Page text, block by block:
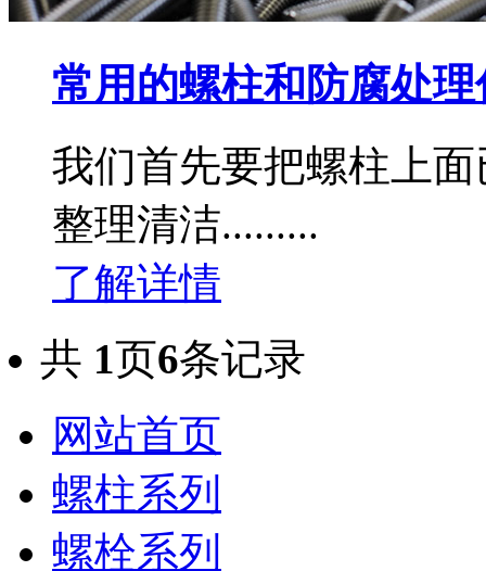
常用的螺柱和防腐处
我们首先要把螺柱上
整理清洁.........
了解详情
共 1页6条记录
网站首页
螺柱系列
螺栓系列